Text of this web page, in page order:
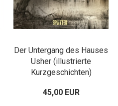
Der Untergang des Hauses
Usher (illustrierte
Kurzgeschichten)
45,00 EUR